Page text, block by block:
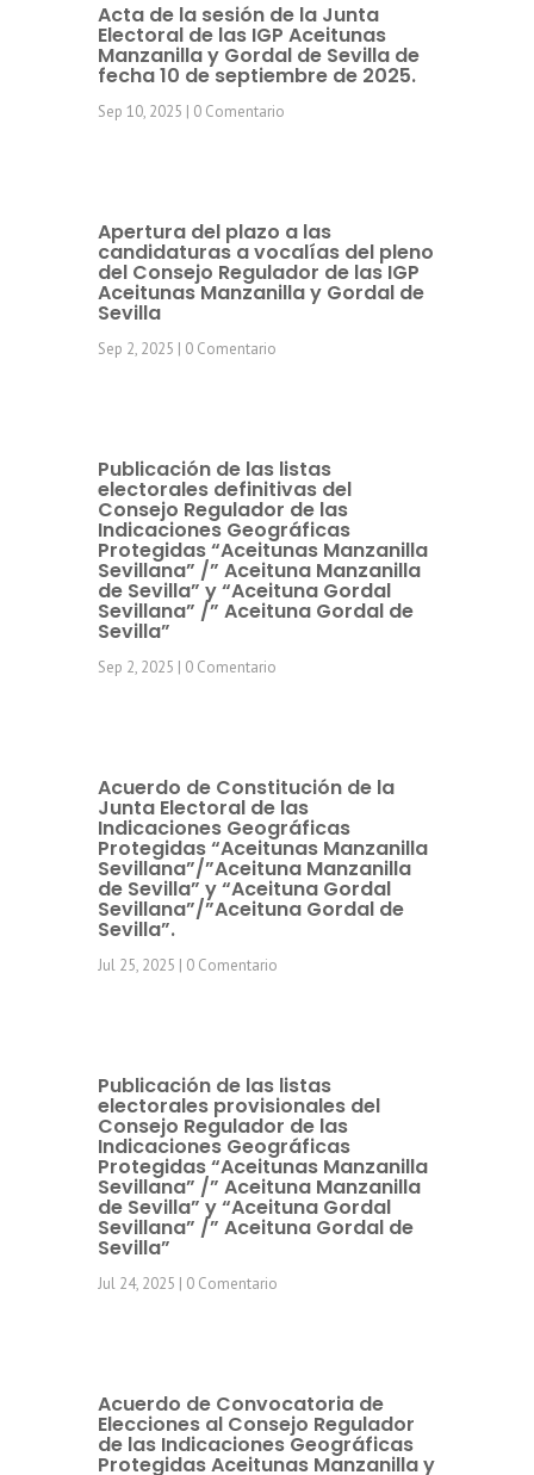
Acta de la sesión de la Junta
Electoral de las IGP Aceitunas
Manzanilla y Gordal de Sevilla de
fecha 10 de septiembre de 2025.
Sep 10, 2025 | 0 Comentario
Apertura del plazo a las
candidaturas a vocalías del pleno
del Consejo Regulador de las IGP
Aceitunas Manzanilla y Gordal de
Sevilla
Sep 2, 2025 | 0 Comentario
Publicación de las listas
electorales definitivas del
Consejo Regulador de las
Indicaciones Geográficas
Protegidas “Aceitunas Manzanilla
Sevillana” /” Aceituna Manzanilla
de Sevilla” y “Aceituna Gordal
Sevillana” /” Aceituna Gordal de
Sevilla”
Sep 2, 2025 | 0 Comentario
Acuerdo de Constitución de la
Junta Electoral de las
Indicaciones Geográficas
Protegidas “Aceitunas Manzanilla
Sevillana”/”Aceituna Manzanilla
de Sevilla” y “Aceituna Gordal
Sevillana”/”Aceituna Gordal de
Sevilla”.
Jul 25, 2025 | 0 Comentario
Publicación de las listas
electorales provisionales del
Consejo Regulador de las
Indicaciones Geográficas
Protegidas “Aceitunas Manzanilla
Sevillana” /” Aceituna Manzanilla
de Sevilla” y “Aceituna Gordal
Sevillana” /” Aceituna Gordal de
Sevilla”
Jul 24, 2025 | 0 Comentario
Acuerdo de Convocatoria de
Elecciones al Consejo Regulador
de las Indicaciones Geográficas
Protegidas Aceitunas Manzanilla y